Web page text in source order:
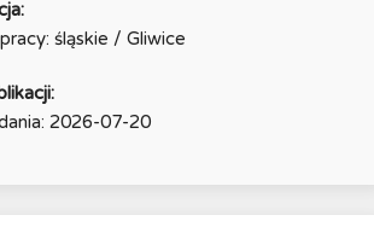
śląskie / Gliwice
2026-07-20